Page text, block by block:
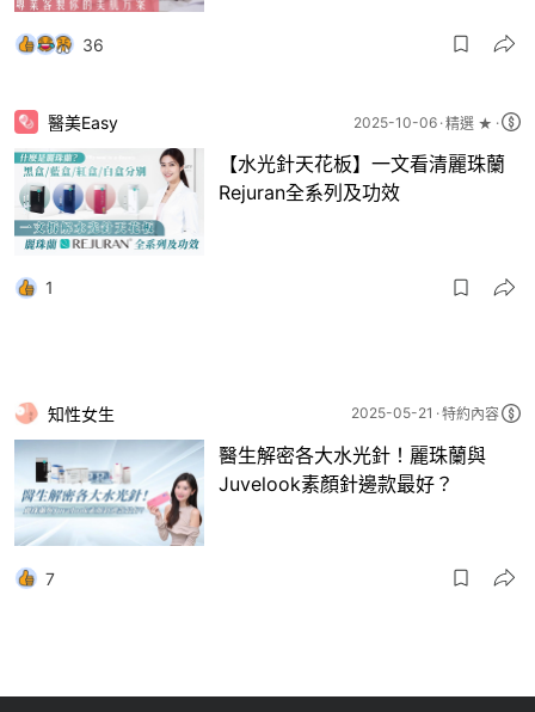
36
醫美Easy 2025-10-06 精選 ★
【水光針天花板】一文看清麗珠蘭
Rejuran全系列及功效
1
知性女生 2025-05-21 特約內容
醫生解密各大水光針！麗珠蘭與
Juvelook素顏針邊款最好？
7